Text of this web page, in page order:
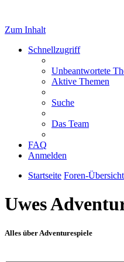
Zum Inhalt
Schnellzugriff
Unbeantwortete
Aktive Themen
Suche
Das Team
FAQ
Anmelden
Startseite Foren-Übersicht
Uwes
Alles über Adventurespiele